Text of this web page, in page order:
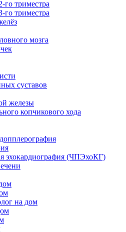
триместра
триместра
мозга
суставов
железы
копчикового хода
эхокардиография (ЧПЭхоКГ)
на дом